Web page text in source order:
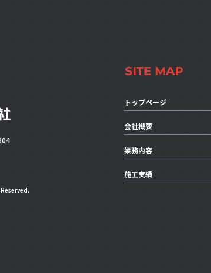
トップページ
会社概要
業務内容
施工実績